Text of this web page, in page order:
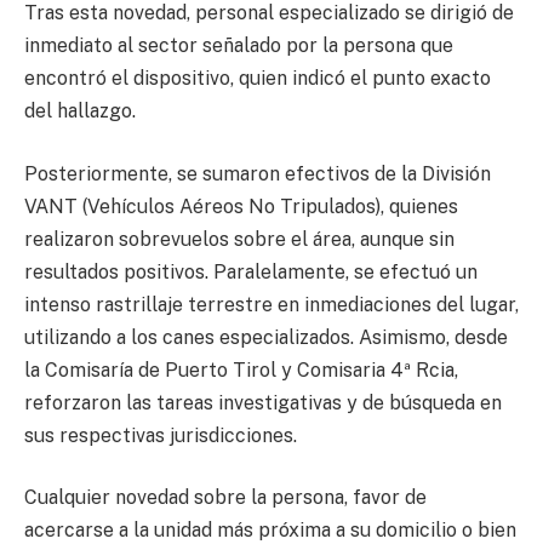
Tras esta novedad, personal especializado se dirigió de
inmediato al sector señalado por la persona que
encontró el dispositivo, quien indicó el punto exacto
del hallazgo.
Posteriormente, se sumaron efectivos de la División
VANT (Vehículos Aéreos No Tripulados), quienes
realizaron sobrevuelos sobre el área, aunque sin
resultados positivos. Paralelamente, se efectuó un
intenso rastrillaje terrestre en inmediaciones del lugar,
utilizando a los canes especializados. Asimismo, desde
la Comisaría de Puerto Tirol y Comisaria 4ª Rcia,
reforzaron las tareas investigativas y de búsqueda en
sus respectivas jurisdicciones.
Cualquier novedad sobre la persona, favor de
acercarse a la unidad más próxima a su domicilio o bien